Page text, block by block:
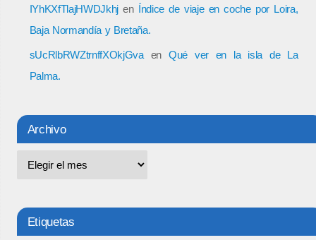
IYhKXfTlajHWDJkhj en Índice de viaje en coche por Loira,
Baja Normandía y Bretaña.
sUcRlbRWZtrnffXOkjGvaen Qué ver en la isla de La
Palma.
Archivo
Etiquetas